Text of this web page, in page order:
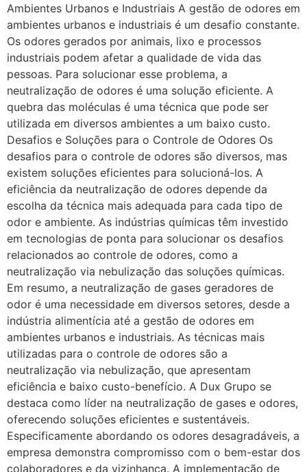
Ambientes Urbanos e Industriais A gestão de odores em
ambientes urbanos e industriais é um desafio constante.
Os odores gerados por animais, lixo e processos
industriais podem afetar a qualidade de vida das
pessoas. Para solucionar esse problema, a
neutralização de odores é uma solução eficiente. A
quebra das moléculas é uma técnica que pode ser
utilizada em diversos ambientes a um baixo custo.
Desafios e Soluções para o Controle de Odores Os
desafios para o controle de odores são diversos, mas
existem soluções eficientes para solucioná-los. A
eficiência da neutralização de odores depende da
escolha da técnica mais adequada para cada tipo de
odor e ambiente. As indústrias químicas têm investido
em tecnologias de ponta para solucionar os desafios
relacionados ao controle de odores, como a
neutralização via nebulização das soluções químicas.
Em resumo, a neutralização de gases geradores de
odor é uma necessidade em diversos setores, desde a
indústria alimentícia até a gestão de odores em
ambientes urbanos e industriais. As técnicas mais
utilizadas para o controle de odores são a
neutralização via nebulização, que apresentam
eficiência e baixo custo-benefício. A Dux Grupo se
destaca como líder na neutralização de gases e odores,
oferecendo soluções eficientes e sustentáveis.
Especificamente abordando os odores desagradáveis, a
empresa demonstra compromisso com o bem-estar dos
colaboradores e da vizinhança. A implementação de